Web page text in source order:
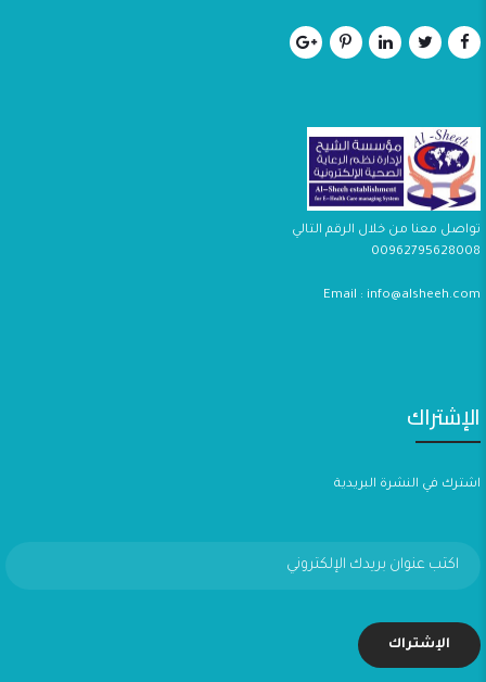
تواصل معنا من خلال الرقم التالي
00962795628008
Email : info@alsheeh.com
الإشتراك
اشترك في النشرة البريدية